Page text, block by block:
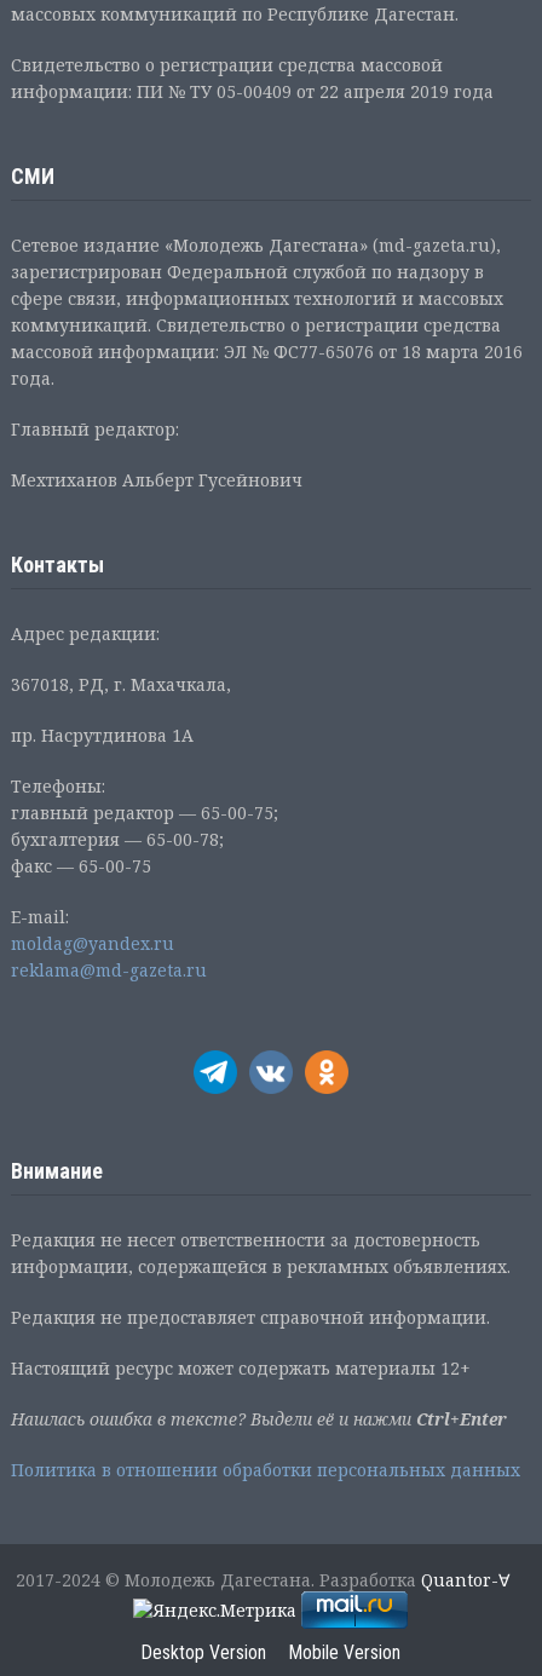
массовых коммуникаций по Республике Дагестан.
Свидетельство о регистрации средства массовой
информации: ПИ № ТУ 05-00409 от 22 апреля 2019 года
СМИ
Сетевое издание «Молодежь Дагестана» (md-gazeta.ru),
зарегистрирован Федеральной службой по надзору в
сфере связи, информационных технологий и массовых
коммуникаций. Свидетельство о регистрации средства
массовой информации: ЭЛ № ФС77-65076 от 18 марта 2016
года.
Главный редактор:
Мехтиханов Альберт Гусейнович
Контакты
Адрес редакции:
367018, РД, г. Махачкала,
пр. Насрутдинова 1А
Телефоны:
главный редактор — 65-00-75;
бухгалтерия — 65-00-78;
факс — 65-00-75
E-mail:
moldag@yandex.ru
reklama@md-gazeta.ru
Внимание
Редакция не несет ответственности за достоверность
информации, содержащейся в рекламных объявлениях.
Редакция не предоставляет справочной информации.
Настоящий ресурс может содержать материалы 12+
Нашлась ошибка в тексте? Выдели её и нажми Ctrl+Enter
Политика в отношении обработки персональных данных
2017-2024 © Молодежь Дагестана. РазработкаQuantor-∀
Desktop Version Mobile Version